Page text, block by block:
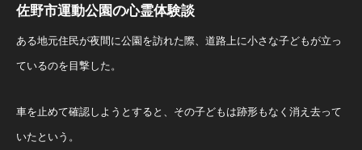
佐野市運動公園の心霊体験談
ある地元住民が夜間に公園を訪れた際、道路上に小さな子どもが立っ
ているのを目撃した。
車を止めて確認しようとすると、その子どもは跡形もなく消え去って
いたという。